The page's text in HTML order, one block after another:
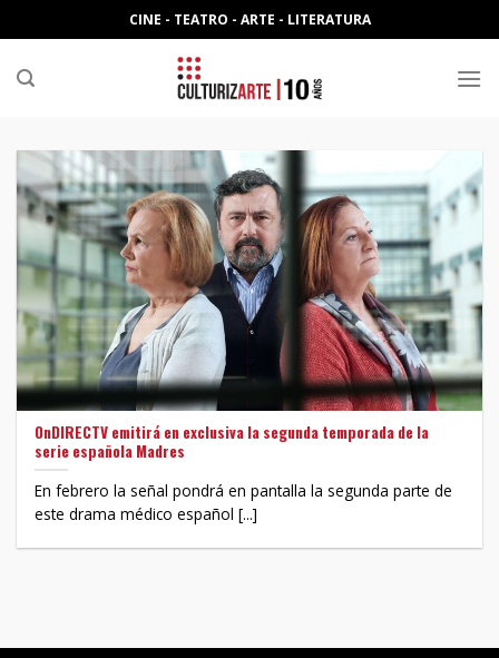
to
content
CINE - TEATRO - ARTE - LITERATURA
OnDIRECTV emitirá en exclusiva la segunda temporada de la
serie española Madres
En febrero la señal pondrá en pantalla la segunda parte de
este drama médico español [...]